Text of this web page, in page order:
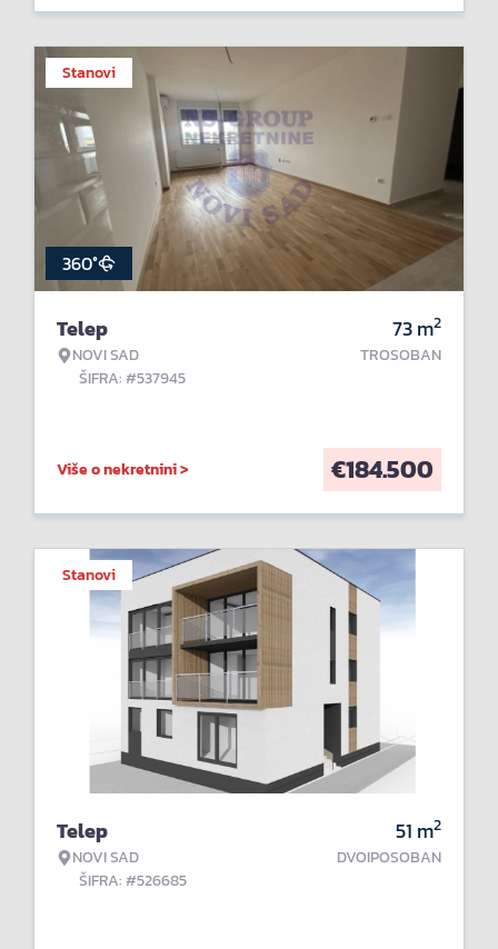
Stanovi
360°
Telep
NOVI SAD
ŠIFRA: #537945
73m2
TROSOBAN
Više o nekretnini > €184.500
Stanovi
Telep
NOVI SAD
ŠIFRA: #526685
51 m2
DVOIPOSOBAN